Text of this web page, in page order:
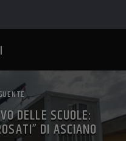
DELLE SCUOLE:
DI ASCIANO